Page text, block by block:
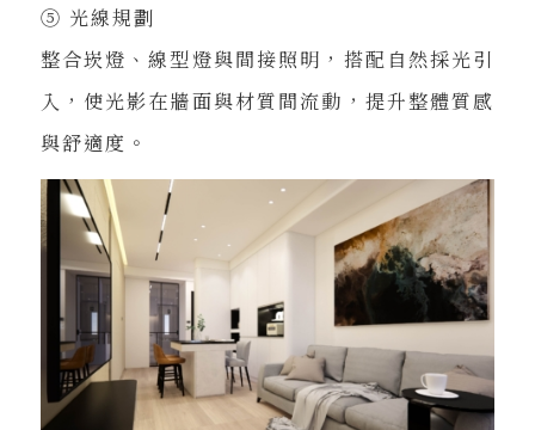
⑤ 光線規劃
整合崁燈、線型燈與間接照明，搭配自然採光引
入，使光影在牆面與材質間流動，提升整體質感
與舒適度。